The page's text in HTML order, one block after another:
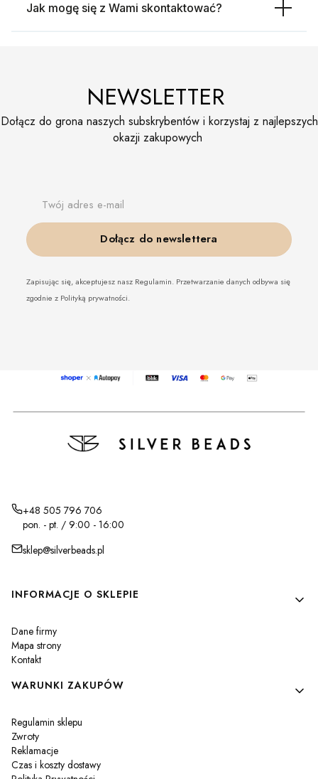
Jak mogę się z Wami skontaktować?
NEWSLETTER
Dołącz do grona naszych subskrybentów i korzystaj z najlepszych
okazji zakupowych
Twój adres e-mail
Dołącz do newslettera
Zapisując się, akceptujesz nasz Regulamin. Przetwarzanie danych odbywa się
zgodnie z Polityką prywatności.
+48 505 796 706
pon. - pt. / 9:00 - 16:00
sklep@silverbeads.pl
Linki w stopce
INFORMACJE O SKLEPIE
Dane firmy
Mapa strony
Kontakt
WARUNKI ZAKUPÓW
Regulamin sklepu
Zwroty
Reklamacje
Czas i koszty dostawy